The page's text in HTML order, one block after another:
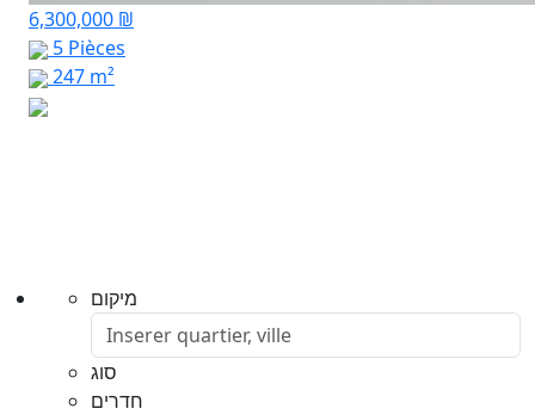
6,300,000 ₪
5 Pièces
247 m²
מיקום
סוג
חדרים